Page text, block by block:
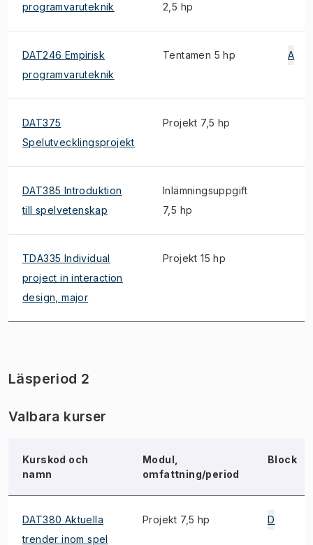
programvaruteknik
2,5 hp
DAT246 Empirisk
programvaruteknik
Tentamen 5 hp A
DAT375
Spelutvecklingsprojekt
Projekt 7,5 hp
DAT385 Introduktion
till spelvetenskap
Inlämningsuppgift
7,5 hp
TDA335 Individual
project in interaction
design, major
Projekt 15 hp
Läsperiod 2
Valbara kurser
Kurskod och
namn
Modul,
omfattning/period
Block
DAT380 Aktuella
trender inom spel
Projekt 7,5 hp D